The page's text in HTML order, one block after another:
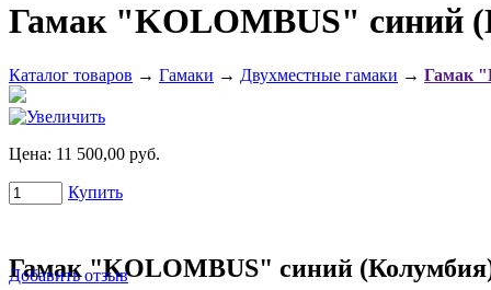
Гамак "KOLOMBUS" синий
Каталог товаров → Гамаки → Двухместные гамаки → Гамак
Цена: 11 500,00 руб.
Купить
Гамак "KOLOMBUS" синий
Добавить отзыв